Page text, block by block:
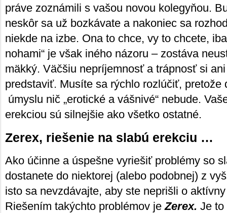
práve zoznámili s vašou novou kolegyňou.
neskôr sa už bozkávate a nakoniec sa
niekde na izbe. Ona to chce, vy to chcete,
nohami“ je však iného názoru – zostáva
mäkký. Väčšiu nepríjemnosť a trápnosť si
predstaviť. Musíte sa rýchlo rozlúčiť, pretože
úmyslu nič „erotické a vášnivé“ nebude.
erekciou sú silnejšie ako všetko ostatné.
Zerex, riešenie na slabú erekciu …
Ako účinne a úspešne vyriešiť problémy so
dostanete do niektorej (alebo podobnej) z
isto sa nevzdávajte, aby ste neprišli o
Riešením takýchto problémov jeZerex. Je to